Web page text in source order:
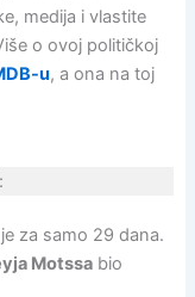
medija i vlastite
o ovoj političkoj
u, a ona na toj
za samo 29 dana.
Motssabio